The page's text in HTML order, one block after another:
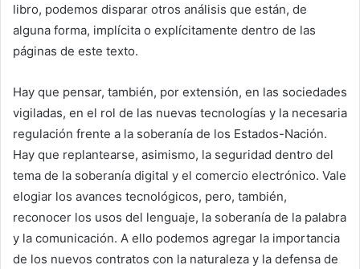
libro, podemos disparar otros análisis que están, de
alguna forma, implícita o explícitamente dentro de las
páginas de este texto.
Hay que pensar, también, por extensión, en las sociedades
vigiladas, en el rol de las nuevas tecnologías y la necesaria
regulación frente a la soberanía de los Estados-Nación.
Hay que replantearse, asimismo, la seguridad dentro del
tema de la soberanía digital y el comercio electrónico. Vale
elogiar los avances tecnológicos, pero, también,
reconocer los usos del lenguaje, la soberanía de la palabra
y la comunicación. A ello podemos agregar la importancia
de los nuevos contratos con la naturaleza y la defensa de